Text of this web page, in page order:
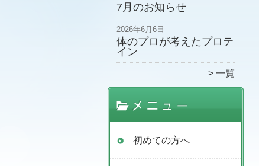
7月のお知らせ
2026年6月6日
体のプロが考えたプロテ
イン
一覧
初めての方へ